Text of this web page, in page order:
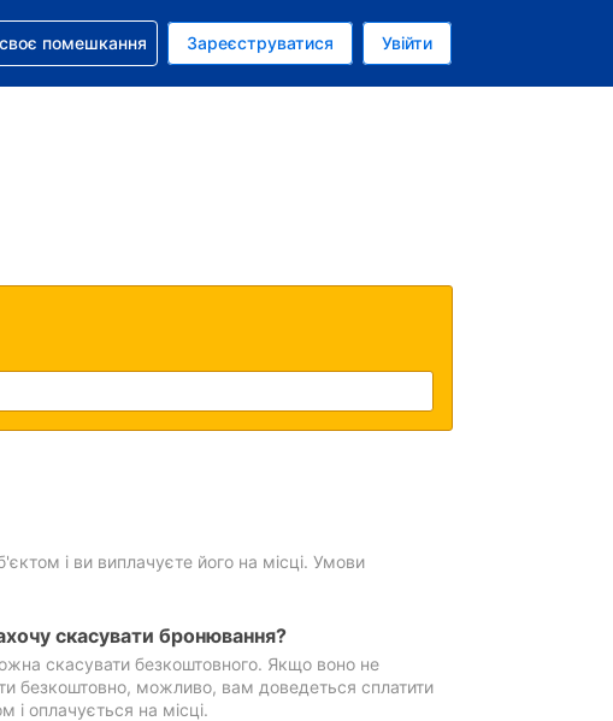
Українська гривня
мова: Українською
з бронюванням
помешкання Зареєструватися Увійти
і ви виплачуєте його на місці. Умови
скасувати бронювання?
скасувати безкоштовного. Якщо воно не
безкоштовно, можливо, вам доведеться сплатити
оплачується на місці.